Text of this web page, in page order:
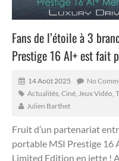
Fans de l’étoile à 3
Prestige 16 AI+ est fait
14 Août 2025
No
Actualités Ciné, Jeux Vidéo,
Julien Barthet
Fruit d’un partenariat
portable MSI Prestige
Limited Edition en jette !